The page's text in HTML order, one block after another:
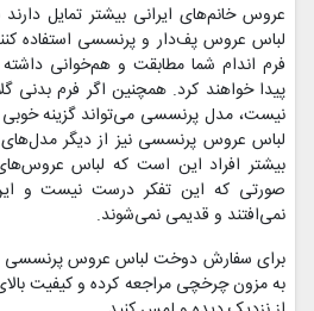
عروس خانم‌های ایرانی بیشتر تمایل
لباس عروس پف‌دار و پرنسسی استفاده
فرم اندام شما مطابقت و هم‌خوانی داشته
پیدا خواهند کرد. همچنین اگر فرم بدنی
نیست، مدل پرنسسی می‌تواند گزینه‌
لباس عروس پرنسسی نیز از دیگر
بیشتر افراد این است که لباس عروس‌های
صورتی که این تفکر درست نیست و
نمی‌افتند و قدیمی نمی‌شوند.
برای سفارش دوخت لباس عروس پرنسسی
به مزون چرخچی مراجعه کرده و کیفیت